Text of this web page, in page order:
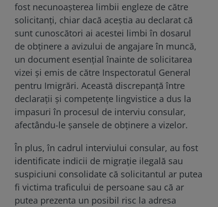
fost necunoașterea limbii engleze de către
solicitanți, chiar dacă aceștia au declarat că
sunt cunoscători ai acestei limbi în dosarul
de obținere a avizului de angajare în muncă,
un document esențial înainte de solicitarea
vizei și emis de către Inspectoratul General
pentru Imigrări. Această discrepanță între
declarații și competențe lingvistice a dus la
impasuri în procesul de interviu consular,
afectându-le șansele de obținere a vizelor.
În plus, în cadrul interviului consular, au fost
identificate indicii de migrație ilegală sau
suspiciuni consolidate că solicitantul ar putea
fi victima traficului de persoane sau că ar
putea prezenta un posibil risc la adresa